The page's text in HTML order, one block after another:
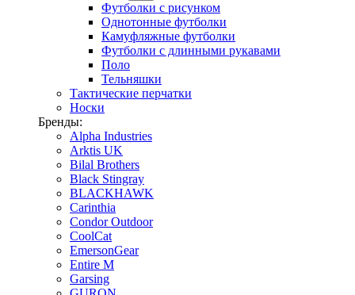
Футболки с рисунком
Однотонные футболки
Камуфляжные футболки
Футболки с длинными рукавами
Поло
Тельняшки
Тактические перчатки
Носки
Бренды:
Alpha Industries
Arktis UK
Bilal Brothers
Black Stingray
BLACKHAWK
Carinthia
Condor Outdoor
CoolCat
EmersonGear
Entire M
Garsing